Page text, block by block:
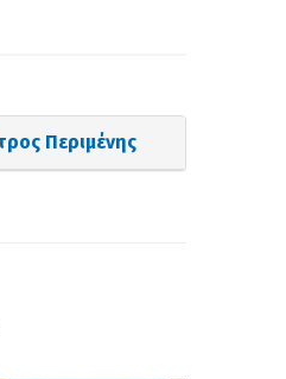
Περιμένης